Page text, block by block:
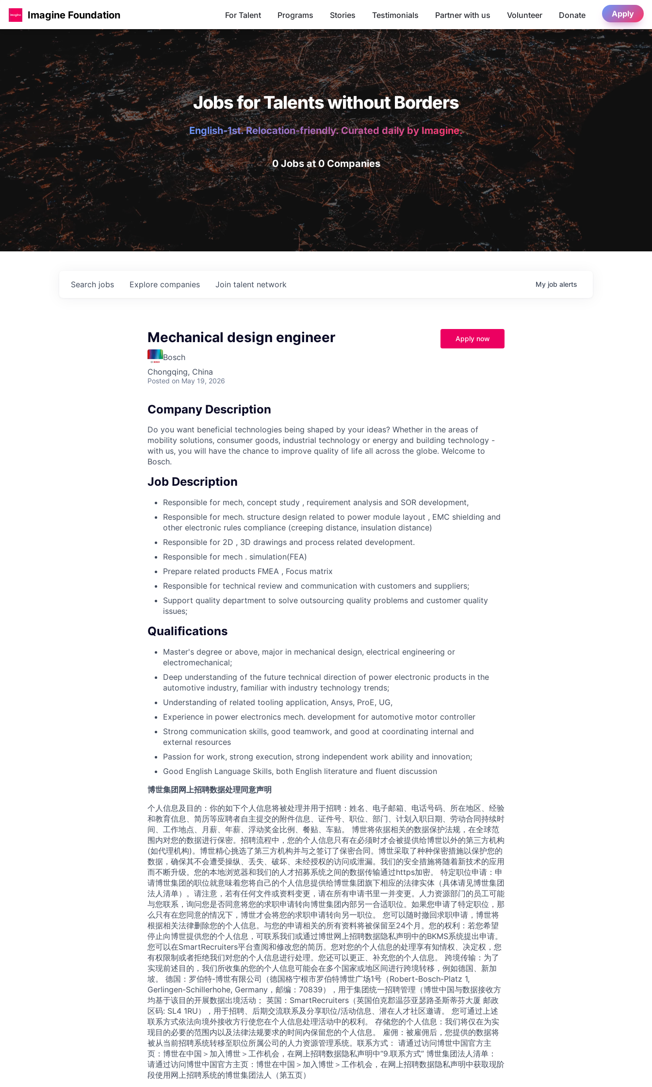
Imagine Foundation For Talent Programs Stories Testimonials Partner with us Volunteer Donate Apply
Jobs for Talents without Borders
English-1st. Relocation-friendly. Curated daily by Imagine.
0 Jobs at 0 Companies
Search jobs Explore companies Join talent network My job alerts
Mechanical design engineer
Bosch
Chongqing, China
Posted on May 19, 2026
Apply now
Company Description
Do you want beneficial technologies being shaped by your ideas? Whether in the areas of
mobility solutions, consumer goods, industrial technology or energy and building technology -
with us, you will have the chance to improve quality of life all across the globe. Welcome to
Bosch.
Job Description
Responsible for mech, concept study , requirement analysis and SOR development,
Responsible for mech. structure design related to power module layout , EMC shielding and
other electronic rules compliance (creeping distance, insulation distance)
Responsible for 2D , 3D drawings and process related development.
Responsible for mech . simulation(FEA)
Prepare related products FMEA , Focus matrix
Responsible for technical review and communication with customers and suppliers;
Support quality department to solve outsourcing quality problems and customer quality
issues;
Qualifications
Master's degree or above, major in mechanical design, electrical engineering or
electromechanical;
Deep understanding of the future technical direction of power electronic products in the
automotive industry, familiar with industry technology trends;
Understanding of related tooling application, Ansys, ProE, UG,
Experience in power electronics mech. development for automotive motor controller
Strong communication skills, good teamwork, and good at coordinating internal and
external resources
Passion for work, strong execution, strong independent work ability and innovation;
Good English Language Skills, both English literature and fluent discussion
博世集团网上招聘数据处理同意声明
个人信息及目的：你的如下个人信息将被处理并用于招聘：姓名、电子邮箱、电话号码、所在地区、经验
和教育信息、简历等应聘者自主提交的附件信息、证件号、职位、部门、计划入职日期、劳动合同持续时
间、工作地点、月薪、年薪、浮动奖金比例、餐贴、车贴。 博世将依据相关的数据保护法规，在全球范
围内对您的数据进行保密。招聘流程中，您的个人信息只有在必须时才会被提供给博世以外的第三方机构
(如代理机构)。博世精心挑选了第三方机构并与之签订了保密合同。博世采取了种种保密措施以保护您的
数据，确保其不会遭受操纵、丢失、破坏、未经授权的访问或泄漏。我们的安全措施将随着新技术的应用
而不断升级。您的本地浏览器和我们的人才招募系统之间的数据传输通过https加密。 特定职位申请：申
请博世集团的职位就意味着您将自己的个人信息提供给博世集团旗下相应的法律实体（具体请见博世集团
法人清单）。请注意，若有任何文件或资料变更，请在所有申请书里一并变更。人力资源部门的员工可能
与您联系，询问您是否同意将您的求职申请转向博世集团内部另一合适职位。如果您申请了特定职位，那
么只有在您同意的情况下，博世才会将您的求职申请转向另一职位。 您可以随时撤回求职申请，博世将
根据相关法律删除您的个人信息。与您的申请相关的所有资料将被保留至24个月。您的权利：若您希望
停止向博世提供您的个人信息，可联系我们或通过博世网上招聘数据隐私声明中的BKMS系统提出申请。
您可以在SmartRecruiters平台查阅和修改您的简历。您对您的个人信息的处理享有知情权、决定权，您
有权限制或者拒绝我们对您的个人信息进行处理。您还可以更正、补充您的个人信息。 跨境传输：为了
实现前述目的，我们所收集的您的个人信息可能会在多个国家或地区间进行跨境转移，例如德国、新加
坡。 德国：罗伯特-博世有限公司（德国格宁根市罗伯特博世广场1号（Robert-Bosch-Platz 1,
Gerlingen-Schillerhohe, Germany，邮编：70839），用于集团统一招聘管理（博世中国与数据接收方
均基于该目的开展数据出境活动； 英国：SmartRecruiters（英国伯克郡温莎亚瑟路圣斯蒂芬大厦 邮政
区码: SL4 1RU），用于招聘、后期交流联系及分享职位/活动信息、潜在人才社区邀请。 您可通过上述
联系方式依法向境外接收方行使您在个人信息处理活动中的权利。 存储您的个人信息：我们将仅在为实
现目的必要的范围内以及法律法规要求的时间内保留您的个人信息。 雇佣：被雇佣后，您提供的数据将
被从当前招聘系统转移至职位所属公司的人力资源管理系统。联系方式： 请通过访问博世中国官方主
页：博世在中国＞加入博世＞工作机会，在网上招聘数据隐私声明中“9.联系方式” 博世集团法人清单：
请通过访问博世中国官方主页：博世在中国＞加入博世＞工作机会，在网上招聘数据隐私声明中获取现阶
段使用网上招聘系统的博世集团法人（第五页）